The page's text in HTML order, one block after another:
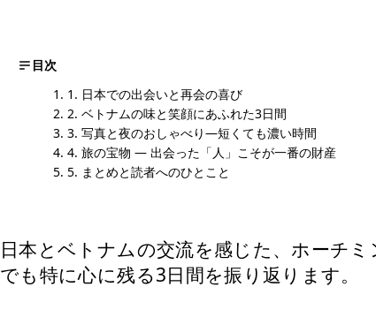
目次
1. 日本での出会いと再会の喜び
2. ベトナムの味と笑顔にあふれた3日間
3. 写真と夜のおしゃべり—短くても濃い時間
4. 旅の宝物 — 出会った「人」こそが一番の財産
5. まとめと読者へのひとこと
日本とベトナムの交流を感じた、ホーチ
でも特に心に残る3日間を振り返ります。